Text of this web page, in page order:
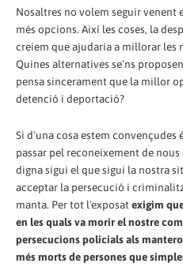
Nosaltres no volem seguir venent
més opcions. Així les coses, la
creiem que ajudaria a millorar les
Quines alternatives se'ns
pensa sincerament que la millor
detenció i deportació?
Si d'una cosa estem convençudes
passar pel reconeixement de
digna sigui el que sigui la nostra
acceptar la persecució i
manta. Per tot l'exposatexigim
en les quals va morir el nostre
persecucions policials als
més morts de persones que